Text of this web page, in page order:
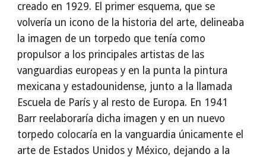
creado en 1929. El primer esquema, que se
volvería un icono de la historia del arte, delineaba
la imagen de un torpedo que tenía como
propulsor a los principales artistas de las
vanguardias europeas y en la punta la pintura
mexicana y estadounidense, junto a la llamada
Escuela de París y al resto de Europa. En 1941
Barr reelaboraría dicha imagen y en un nuevo
torpedo colocaría en la vanguardia únicamente el
arte de Estados Unidos y México, dejando a la